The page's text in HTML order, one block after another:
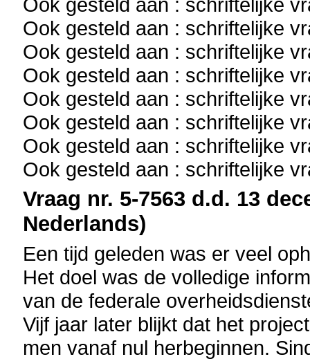
Ook gesteld aan : schriftelijke
Ook gesteld aan : schriftelijke
Ook gesteld aan : schriftelijke
Ook gesteld aan : schriftelijke
Ook gesteld aan : schriftelijke
Ook gesteld aan : schriftelijke
Ook gesteld aan : schriftelijke
Vraag nr. 5-7563 d.d. 13
Nederlands)
Een tijd geleden was er veel
Het doel was de volledige
van de federale
Vijf jaar later blijkt dat het
men vanaf nul herbeginnen.